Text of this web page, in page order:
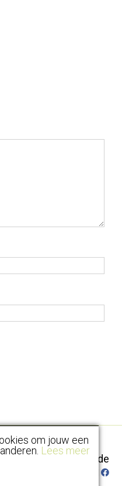
111, 8810 Lichtervelde
om jouw een
Lees meer